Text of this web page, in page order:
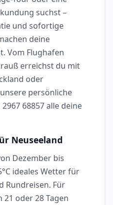
suchst –
und sofortige
deine
Vom Flughafen
erreichst du mit
oder
persönliche
68857 alle deine
Neuseeland
Dezember bis
ideales Wetter für
Rundreisen. Für
oder 28 Tagen